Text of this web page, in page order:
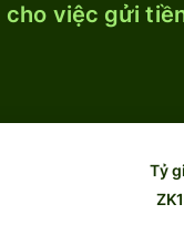
việc gửi
Tỷ